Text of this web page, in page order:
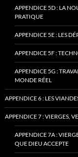
APPENDICE 5D : LA
PRATIQUE
APPENDICE 5E : LES
APPENDICE 5F :
APPENDICE 5G :
MONDE RÉEL
APPENDICE 6 : LES
APPENDICE 7 : VIERGES,
APPENDICE 7A :
QUE DIEU ACCEPTE